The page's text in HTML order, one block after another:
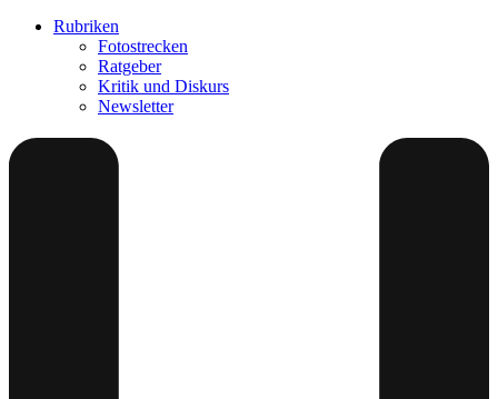
Rubriken
Fotostrecken
Ratgeber
Kritik und Diskurs
Newsletter